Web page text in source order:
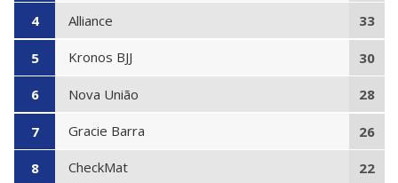
4 Alliance 33
5 Kronos BJJ 30
6 Nova União 28
7 Gracie Barra 26
8 CheckMat 22